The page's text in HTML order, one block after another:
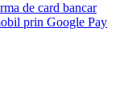
de card bancar
prin Google Pay